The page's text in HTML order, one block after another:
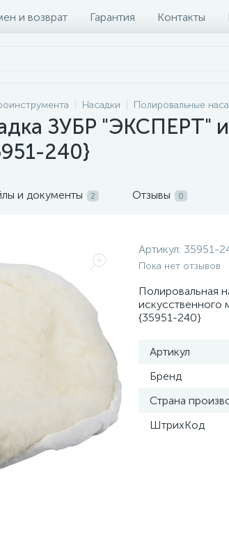
и возврат Гарантия Контакты
Насадки Полировальные
ЗУБР "ЭКСПЕРТ"
240}
и документы 2 Отзывы 0
Артикул: 35951-
Пока нет отзывов
Полировальная
искусственного
{35951-240}
Артикул
Бренд
Страна
ШтрихКод